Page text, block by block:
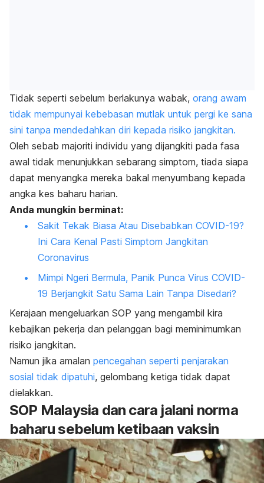
Tidak seperti sebelum berlakunya wabak, orang awam
tidak mempunyai kebebasan mutlak untuk pergi ke sana
sini tanpa mendedahkan diri kepada risiko jangkitan.
Oleh sebab majoriti individu yang dijangkiti pada fasa
awal tidak menunjukkan sebarang simptom, tiada siapa
dapat menyangka mereka bakal menyumbang kepada
angka kes baharu harian.
Anda mungkin berminat:
Sakit Tekak Biasa Atau Disebabkan COVID-19?
Ini Cara Kenal Pasti Simptom Jangkitan
Coronavirus
Mimpi Ngeri Bermula, Panik Punca Virus COVID-
19 Berjangkit Satu Sama Lain Tanpa Disedari?
Kerajaan mengeluarkan SOP yang mengambil kira
kebajikan pekerja dan pelanggan bagi meminimumkan
risiko jangkitan.
Namun jika amalan pencegahan seperti penjarakan
sosial tidak dipatuhi, gelombang ketiga tidak dapat
dielakkan.
SOP Malaysia dan cara jalani norma
baharu sebelum ketibaan vaksin